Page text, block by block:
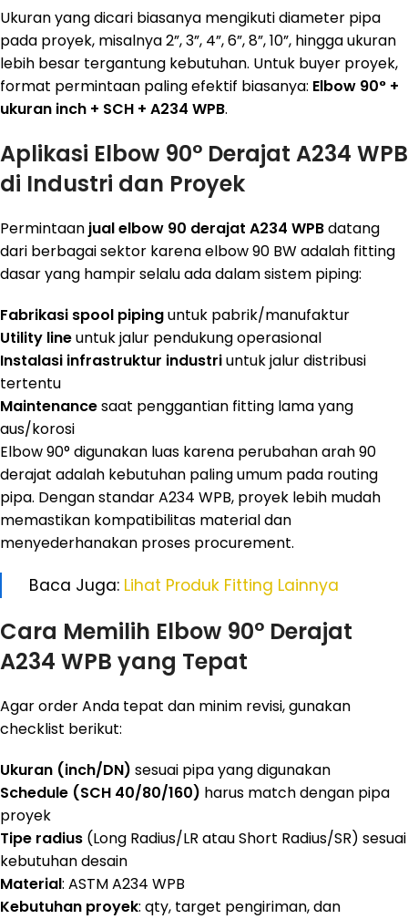
Ukuran yang dicari biasanya mengikuti diameter pipa
pada proyek, misalnya 2”, 3”, 4”, 6”, 8”, 10”, hingga ukuran
lebih besar tergantung kebutuhan. Untuk buyer proyek,
format permintaan paling efektif biasanya: Elbow 90° +
ukuran inch + SCH + A234 WPB.
Aplikasi Elbow 90° Derajat A234 WPB
di Industri dan Proyek
Permintaan jual elbow 90 derajat A234 WPBdatang
dari berbagai sektor karena elbow 90 BW adalah fitting
dasar yang hampir selalu ada dalam sistem piping:
Fabrikasi spool pipinguntuk pabrik/manufaktur
Utility lineuntuk jalur pendukung operasional
Instalasi infrastruktur industriuntuk jalur distribusi
tertentu
Maintenancesaat penggantian fitting lama yang
aus/korosi
Elbow 90° digunakan luas karena perubahan arah 90
derajat adalah kebutuhan paling umum pada routing
pipa. Dengan standar A234 WPB, proyek lebih mudah
memastikan kompatibilitas material dan
menyederhanakan proses procurement.
Baca Juga: Lihat Produk Fitting Lainnya
Cara Memilih Elbow 90° Derajat
A234 WPB yang Tepat
Agar order Anda tepat dan minim revisi, gunakan
checklist berikut:
Ukuran (inch/DN) sesuai pipa yang digunakan
Schedule (SCH 40/80/160) harus match dengan pipa
proyek
Tipe radius (Long Radius/LR atau Short Radius/SR) sesuai
kebutuhan desain
Material: ASTM A234 WPB
Kebutuhan proyek: qty, target pengiriman, dan